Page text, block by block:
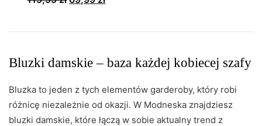
Bluzki damskie – baza każdej kobiecej szafy
Bluzka to jeden z tych elementów garderoby, który robi
różnicę niezależnie od okazji. W Modneska znajdziesz
bluzki damskie, które łączą w sobie aktualny trend z